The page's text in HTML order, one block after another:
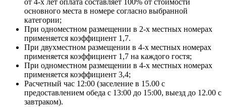
от 4-х лет оплата составляет 100% от стоимости
основного места в номере согласно выбранной
категории;
При одноместном размещении в 2-х местных номерах
применяется коэффициент 1,7.
При двухместном размещении в 4-х местных номерах
применяется коэффициент 1,7 на каждого гостя;
При одноместном размещении в 4-х местных номерах
применяется коэффициент 3,4;
Расчетный час 12:00 (заселение в 15.00 с
предоставлением обеда с 13:00 до 15:00, выезд до 12.00 с
завтраком).